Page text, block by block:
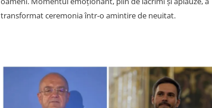
transformat ceremonia într-o amintire de neuitat.
06 August 08:09